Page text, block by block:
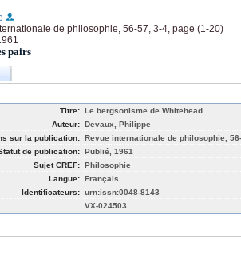
de philosophie, 56-57, 3-4, page (1-20)
pairs
Titre: Le bergsonisme de Whitehead
Auteur: Devaux, Philippe
sur la publication: Revue internationale de philosophie,
de publication: Publié, 1961
Sujet CREF: Philosophie
Langue: Français
Identificateurs: urn:issn:0048-8143
VX-024503